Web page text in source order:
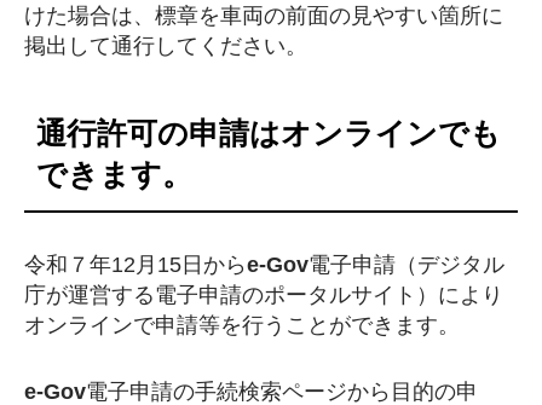
けた場合は、標章を車両の前面の見やすい箇所に
掲出して通行してください。
通行許可の申請はオンラインでも
できます。
令和７年12月15日からe-Gov電子申請（デジタル
庁が運営する電子申請のポータルサイト）により
オンラインで申請等を行うことができます。
e-Gov電子申請の手続検索ページから目的の申